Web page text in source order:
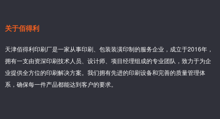
关于佰得利
天津佰得利印刷厂是一家从事印刷、包装装潢印制的服务企业，成立于2016年，
拥有一支由资深印刷技术人员、设计师、项目经理组成的专业团队，致力于为企
业提供全方位的印刷解决方案。我们拥有先进的印刷设备和完善的质量管理体
系，确保每一件产品都能达到客户的要求。